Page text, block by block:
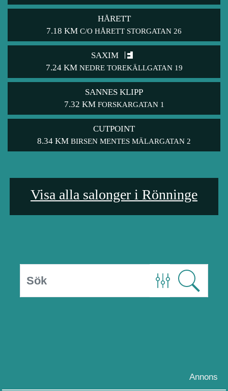
HÅRETT
7.18 KM C/O HÅRETT STORGATAN 26
SAXIM
7.24 KM NEDRE TOREKÄLLGATAN 19
SANNES KLIPP
7.32 KM FORSKARGATAN 1
CUTPOINT
8.34 KM BIRSEN MENTES MÄLARGATAN 2
Visa alla salonger i Rönninge
Annons